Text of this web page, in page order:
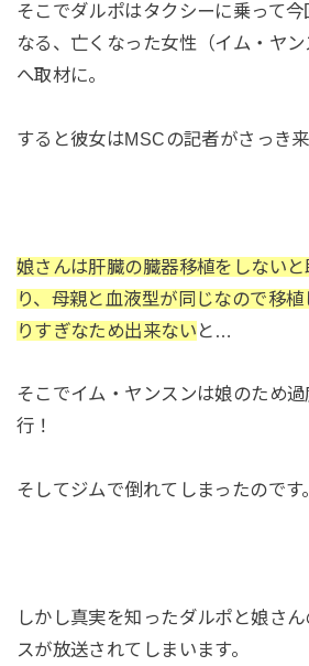
そこでダルポはタクシーに乗って
なる、亡くなった女性（イム・ヤ
へ取材に。
すると彼女はMSCの記者がさっき来
娘さんは肝臓の臓器移植をしない
り、母親と血液型が同じなので移
りすぎなため出来ない と…
そこでイム・ヤンスンは娘のため
行！
そしてジムで倒れてしまったのです。
しかし真実を知ったダルポと娘さ
スが放送されてしまいます。